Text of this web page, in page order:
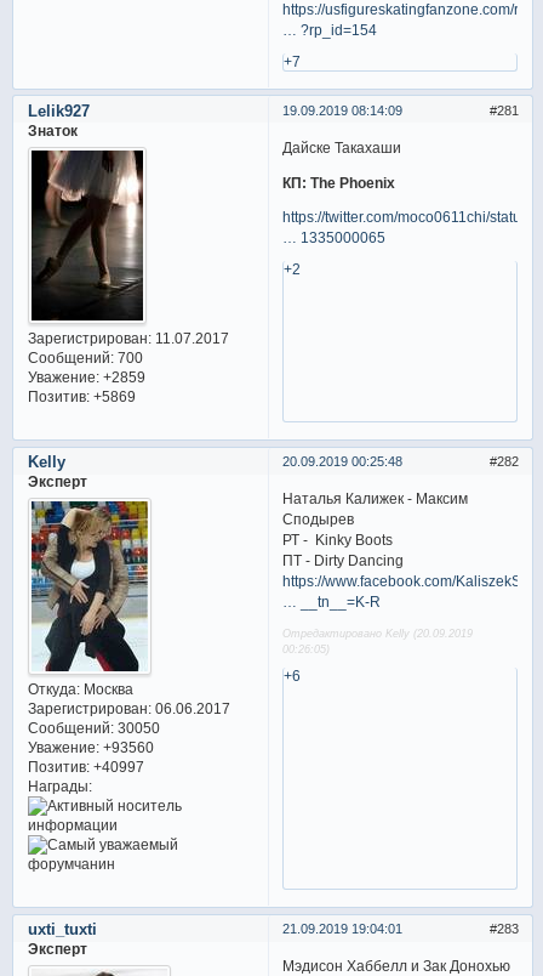
https://usfigureskatingfanzone.com/rost
… ?rp_id=154
+7
281
19.09.2019 08:14:09
Lelik927
Знаток
Зарегистрирован: 11.07.2017
Сообщений:700
Уважение: +2859
Позитив: +5869
Дайске Такахаши
КП: The Phoenix
https://twitter.com/moco0611chi/status/
… 1335000065
+2
282
20.09.2019 00:25:48
Kelly
Эксперт
Откуда:Москва
Зарегистрирован: 06.06.2017
Сообщений:30050
Уважение: +93560
Позитив: +40997
Награды:
Наталья Калижек - Максим
Сподырев
РТ - Kinky Boots
ПТ - Dirty Dancing
https://www.facebook.com/
… __tn__=K-R
Отредактировано Kelly (20.09.2019
00:26:05)
+6
283
21.09.2019 19:04:01
uxti_tuxti
Эксперт
Мэдисон Хаббелл и Зак Донохью